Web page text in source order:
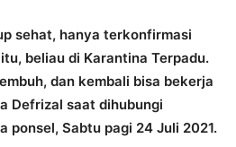
sehat, hanya terkonfirmasi
beliau di Karantina Terpadu.
dan kembali bisa bekerja
Defrizal saat dihubungi
ponsel, Sabtu pagi 24 Juli 2021.